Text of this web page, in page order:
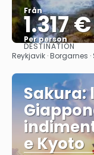
Från
1.317 €
Per person
DESTINATION
Reykjavik · Borgarnes
Sakura:
e Kyoto